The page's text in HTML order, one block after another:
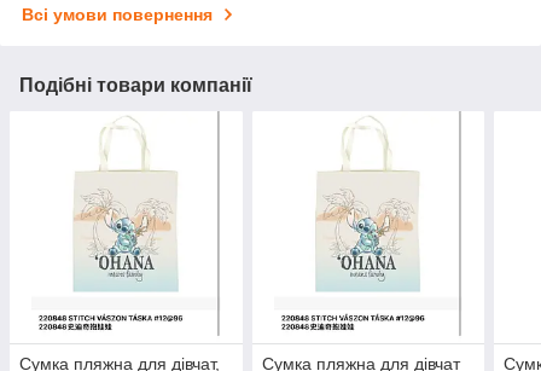
Всі умови повернення
Подібні товари компанії
Сумка пляжна для дівчат,
Сумка пляжна для дівчат